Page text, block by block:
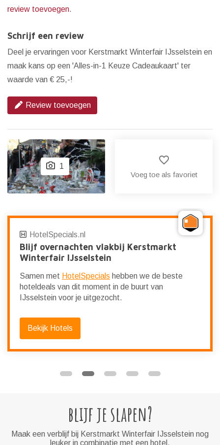
review toevoegen.
Schrijf een review
Deel je ervaringen voor Kerstmarkt Winterfair IJsselstein en
maak kans op een 'Alles-in-1 Keuze Cadeaukaart' ter
waarde van € 25,-!
Review toevoegen
1
favorite_border
Voeg toe als favoriet
HotelSpecials.nl
Blijf overnachten vlakbij Kerstmarkt
Winterfair IJsselstein
Samen met HotelSpecials hebben we de beste
hoteldeals van dit moment in de buurt van
IJsselstein voor je uitgezocht.
Bekijk Hotels
blijf je slapen?
Maak een verblijf bij Kerstmarkt Winterfair IJsselstein nog
leuker in combinatie met een hotel.